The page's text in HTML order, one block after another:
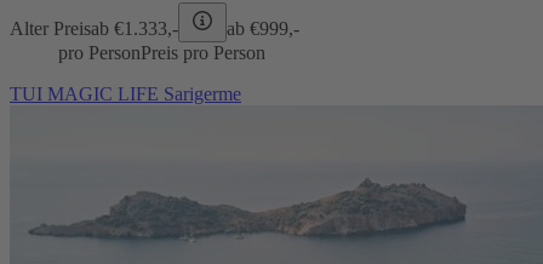
Alter Preisab €1.333,- ab €999,-
pro PersonPreis pro Person
TUI MAGIC LIFE Sarigerme